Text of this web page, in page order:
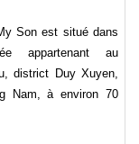
Son est situé dans
appartenant au
district Duy Xuyen,
Nam, à environ 70